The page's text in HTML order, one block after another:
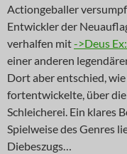
Actiongeballer
Entwickler der
verhalfen mit->Deus
einer anderen
Dort aber entschied,
fortentwickelte, über
Schleicherei. Ein klares
Spielweise des Genres
Diebeszugs…